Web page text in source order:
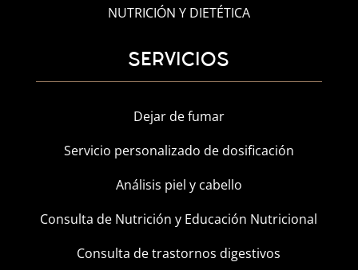
NUTRICIÓN Y DIETÉTICA
SERVICIOS
Dejar de fumar
Servicio personalizado de dosificación
Análisis piel y cabello
Consulta de Nutrición y Educación Nutricional
Consulta de trastornos digestivos